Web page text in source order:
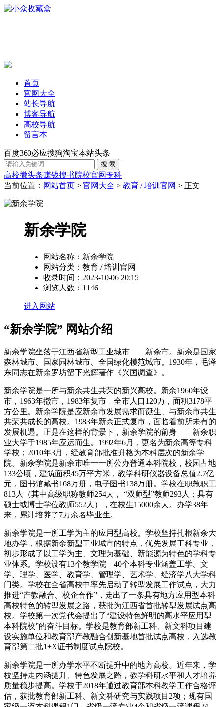
首页
官网大全
站长导航
博客导航
高校导航
留言本
百度360必应搜狗淘宝本站头条
高校微头条赚钱搜书院校官网专科
当前位置： 网站首页 > 官网大全 > 教育 / 培训官网 > 正文
新余学院
网站名称： 新余学院
网站分类： 教育 / 培训官网
收录时间： 2023-10-06 20:15
浏览人数： 1146
进入网站
“新余学院” 网站介绍
新余学院坐落于江西省新型工业城市——新余市。新余是国家
森林城市、国家园林城市、全国绿化模范城市。1930年，毛泽
东同志在新余罗坊留下光辉著作《兴国调查》。
新余学院是一所与新余共生共荣的新兴高校。新余1960年设
市，1963年撤市，1983年复市，全市人口120万，面积3178平
方公里。新余学院是应新余市发展需求而诞生、与新余市共生
共荣共成长的高校。1983年新余正式复市，面临着前所未有的
发展机遇。正是在这样的背景下，新余学院的前身——新余职
业大学于1985年应运而生。1992年6月，更名为新余高等专科
学校；2010年3月，经教育部批准升格为本科层次的新余学
院。新余学院是新余市唯一一所公办普通本科院校，校园占地
133公顷，建筑面积45万平方米，教学科研仪器设备总值2.7亿
元，图书馆藏书168万册，电子图书138万册。学校在职教职工
813人（其中高级职称教师254人， “双师型”教师293人；具有
硕士或博士学位教师552人），在校生15000余人。办学38年
来，累计培养了7万余名毕业生。
新余学院是一所工学为主的应用型高校。学校坚持扎根新余大
地办学，根据新余新型工业城市的特点，优先发展工科专业，
初步形成了以工学为主、文理为基础、新能源为特色的学科专
业体系。学校设有13个教学院，40个本科专业涵盖工学、文
学、理学、医学、教育学、管理学、艺术学、经济学八大学科
门类。学校在全省高校中率先启动了转型发展工作试点，大力
推进“产教融合、校企合作”，走出了一条具有地方应用型本科
高校特色的转型发展之路，获批为江西省首批转型发展试点高
校。学校第一次党代会提出了“建设特色鲜明的高水平应用型
本科院校”的奋斗目标。学校是教育部新工科、新文科项目建
设实施单位和教育部产教融合创新基地首批试点高校，入选教
育部第二批1+X证书制度试点院校。
新余学院是一所办学水平不断提升中的地方高校。近年来，学
校坚持走内涵提升、特色发展之路，教学科研水平和人才培养
质量稳步提高。学校于2018年通过教育部本科教学工作合格评
估，获批教育部新工科、新文科研究与实践项目2项；现有国